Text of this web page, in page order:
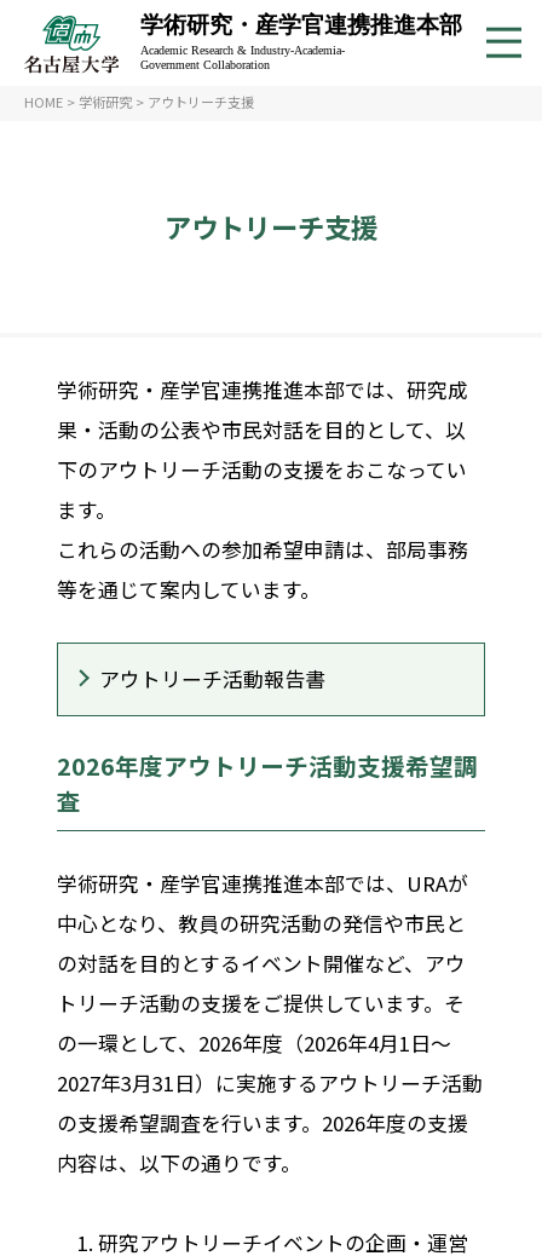
学術研究・産学官連携推進本部
Academic Research & Industry-Academia-
Government Collaboration
アウトリーチ支援
HOME >学術研究 > アウトリーチ支援
学術研究・産学官連携推進本部では、研究成
果・活動の公表や市民対話を目的として、以
下のアウトリーチ活動の支援をおこなってい
ます。
これらの活動への参加希望申請は、 部局事務
等を通じて案内しています。
アウトリーチ活動報告書
2026年度アウトリーチ活動支援希望調
査
学術研究・産学官連携推進本部では、URAが
中心となり、教員の研究活動の発信や市民と
の対話を目的とするイベント開催など、アウ
トリーチ活動の支援をご提供しています。そ
の一環として、2026年度（2026年4月1日～
2027年3月31日）に実施するアウトリーチ活動
の支援希望調査を行います。2026年度の支援
内容は、以下の通りです。
1. 研究アウトリーチイベントの企画・運営